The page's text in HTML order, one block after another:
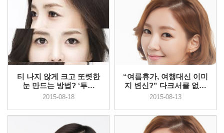
티 나지 않게 크고 또렷한
눈 만드는 방법? ‘투명
함’을 ...
2015-08-18
“여름휴가, 여행대신 이미
지 변신?” 다크서클 없이
환한...
2015-08-13